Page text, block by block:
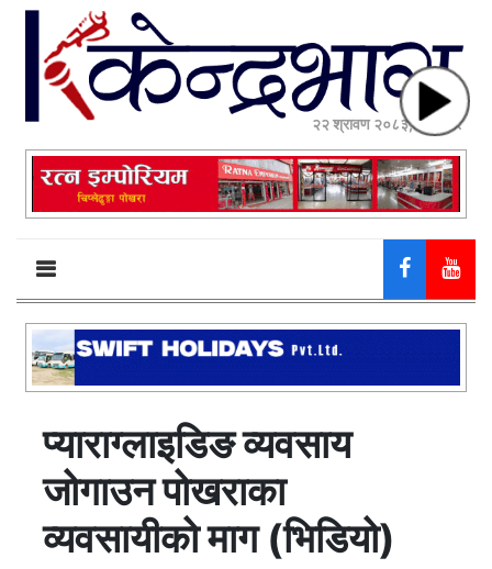
२२ श्रावण २०८३, शुक्रबार
प्याराग्लाइडिङ व्यवसाय
जोगाउन पोखराका
व्यवसायीको माग (भिडियो)